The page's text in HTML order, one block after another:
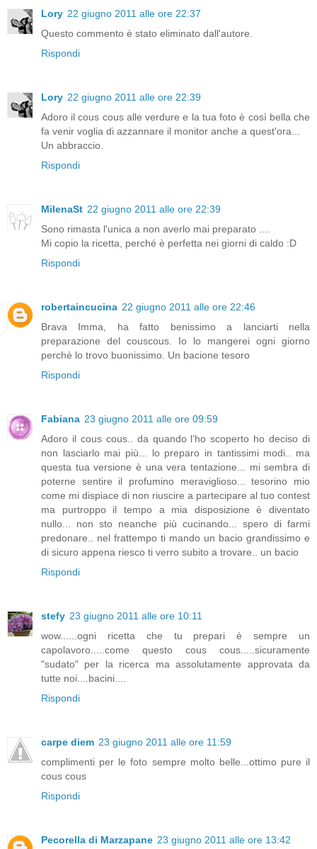
Lory 22 giugno 2011 alle ore 22:37
Questo commento è stato eliminato dall'autore.
Rispondi
Lory 22 giugno 2011 alle ore 22:39
Adoro il cous cous alle verdure e la tua foto è così bella che
fa venir voglia di azzannare il monitor anche a quest'ora...
Un abbraccio.
Rispondi
MilenaSt 22 giugno 2011 alle ore 22:39
Sono rimasta l'unica a non averlo mai preparato ....
Mi copio la ricetta, perché è perfetta nei giorni di caldo :D
Rispondi
robertaincucina 22 giugno 2011 alle ore 22:46
Brava Imma, ha fatto benissimo a lanciarti nella
preparazione del couscous. Io lo mangerei ogni giorno
perchè lo trovo buonissimo. Un bacione tesoro
Rispondi
Fabiana 23 giugno 2011 alle ore 09:59
Adoro il cous cous.. da quando l’ho scoperto ho deciso di
non lasciarlo mai più... lo preparo in tantissimi modi.. ma
questa tua versione è una vera tentazione... mi sembra di
poterne sentire il profumino meraviglioso... tesorino mio
come mi dispiace di non riuscire a partecipare al tuo contest
ma purtroppo il tempo a mia disposizione è diventato
nullo... non sto neanche più cucinando... spero di farmi
predonare.. nel frattempo ti mando un bacio grandissimo e
di sicuro appena riesco ti verro subito a trovare.. un bacio
Rispondi
stefy 23 giugno 2011 alle ore 10:11
wow......ogni ricetta che tu prepari è sempre un
capolavoro.....come questo cous cous.....sicuramente
"sudato" per la ricerca ma assolutamente approvata da
tutte noi....bacini....
Rispondi
carpe diem 23 giugno 2011 alle ore 11:59
complimenti per le foto sempre molto belle...ottimo pure il
cous cous
Rispondi
Pecorella di Marzapane 23 giugno 2011 alle ore 13:42